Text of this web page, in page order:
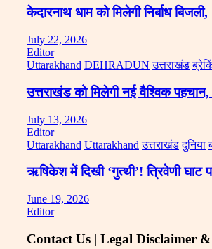
केदारनाथ धाम को मिलेगी निर्बाध
July 22, 2026
Editor
Uttarakhand DEHRADUN उत्तराखंड
उत्तराखंड को मिलेगी नई वैश्विक
July 13, 2026
Editor
Uttarakhand Uttarakhand उत्तराखंड दुनिया
ऋषिकेश में दिखी ‘गुत्थी’! त्रिवेणी
June 19, 2026
Editor
Contact Us | Legal Disclaimer